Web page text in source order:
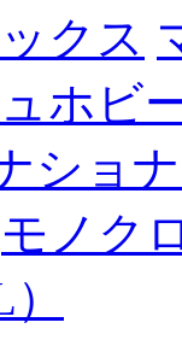
クス
ホビ
ショ
モノク